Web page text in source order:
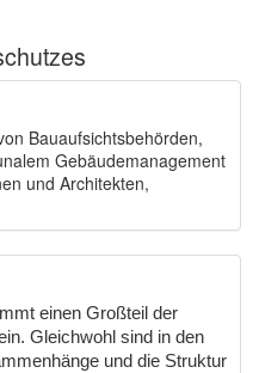
Bauaufsichtsbehörden,
Gebäudemanagement
und Architekten,
einen Großteil der
Gleichwohl sind in den
und die Struktur